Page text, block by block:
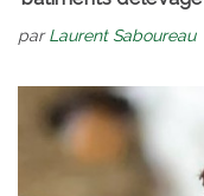
parLaurent Saboureau